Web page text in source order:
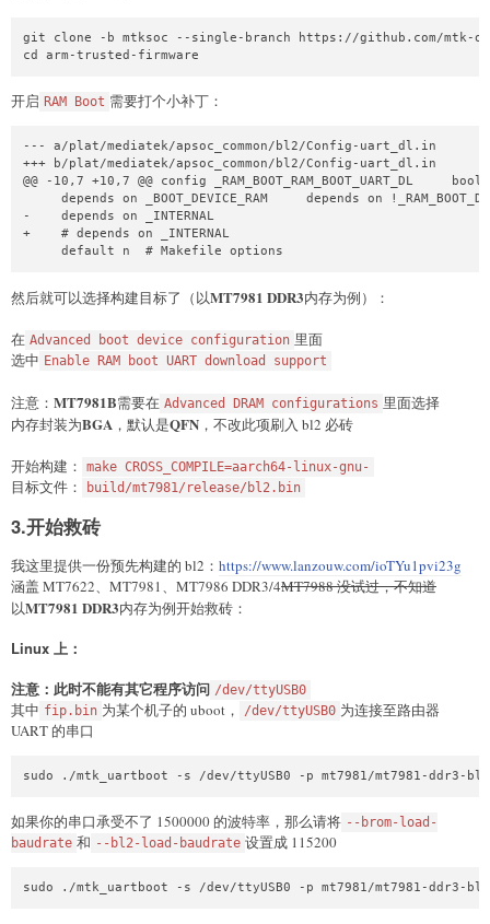
git clone -b mtksoc --single-branch https://github.com/mtk-
cd arm-trusted-firmware
开启 RAM Boot 需要打个小补丁：
--- a/plat/mediatek/apsoc_common/bl2/Config-uart_dl.in
+++ b/plat/mediatek/apsoc_common/bl2/Config-uart_dl.in
@@ -10,7 +10,7 @@ config _RAM_BOOT_RAM_BOOT_UART_DL
depends on _BOOT_DEVICE_RAM     depends on
-    depends on _INTERNAL
+    # depends on _INTERNAL
     default n  # Makefile options
然后就可以选择构建目标了（以MT7981 DDR3内存为例）：
在 Advanced boot device configuration 里面
选中 Enable RAM boot UART download support
注意： MT7981B需要在 Advanced DRAM configurations 里面选择
内存封装为BGA ，默认是QFN ，不改此项刷入 bl2 必砖
开始构建： make CROSS_COMPILE=aarch64-linux-gnu-
目标文件： build/mt7981/release/bl2.bin
3.开始救砖
我这里提供一份预先构建的 bl2： https://www.lanzouw.com/ioTYu1pvi23g
涵盖 MT7622、MT7981、MT7986 DDR3/4MT7988 没试过，不知道
以MT7981 DDR3内存为例开始救砖：
Linux 上：
注意：此时不能有其它程序访问 /dev/ttyUSB0
其中 fip.bin 为某个机子的 uboot， /dev/ttyUSB0 为连接至路由器
UART 的串口
如果你的串口承受不了 1500000 的波特率，那么请将 --brom-load-
baudrate 和 --bl2-load-baudrate 设置成 115200